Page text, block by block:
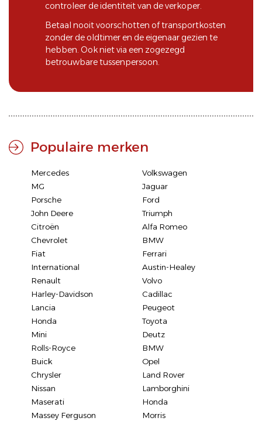
controleer de identiteit van de verkoper.
Betaal nooit voorschotten of transportkosten
zonder de oldtimer en de eigenaar gezien te
hebben. Ook niet via een zogezegd
betrouwbare tussenpersoon.
Populaire merken
Mercedes
Volkswagen
MG
Jaguar
Porsche
Ford
John Deere
Triumph
Citroën
Alfa Romeo
Chevrolet
BMW
Fiat
Ferrari
International
Austin-Healey
Renault
Volvo
Harley-Davidson
Cadillac
Lancia
Peugeot
Honda
Toyota
Mini
Deutz
Rolls-Royce
BMW
Buick
Opel
Chrysler
Land Rover
Nissan
Lamborghini
Maserati
Honda
Massey Ferguson
Morris